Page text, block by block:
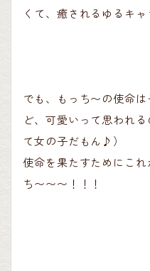
くて、癒されるゆるキ
でも、もっち〜の使命
ど、可愛いって思われ
て女の子だもん♪）
使命を果たすためにこれ
ち〜〜〜！！！